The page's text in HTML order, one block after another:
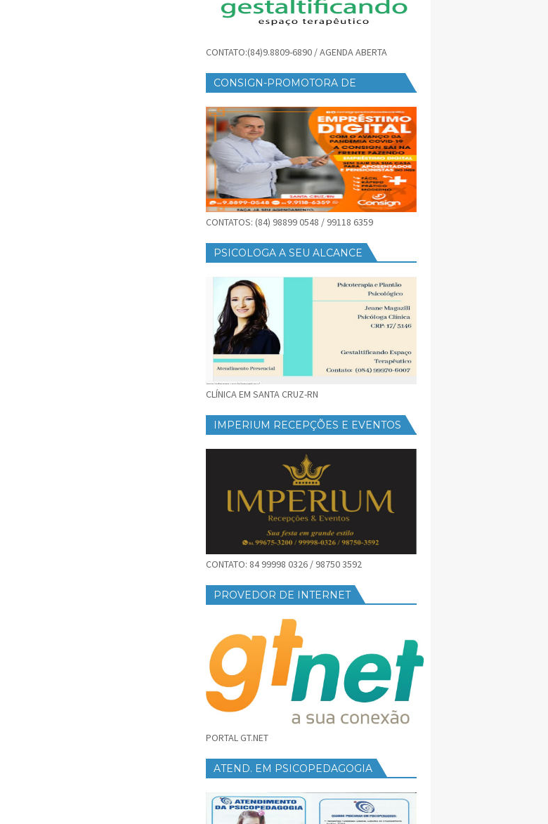
CONTATO:(84)9.8809-6890 / AGENDA ABERTA
CONSIGN-PROMOTORA DE
CONTATOS: (84) 98899 0548 / 99118 6359
PSICOLOGA A SEU ALCANCE
CLÍNICA EM SANTA CRUZ-RN
IMPERIUM RECEPÇÕES E EVENTOS
CONTATO: 84 99998 0326 / 98750 3592
PROVEDOR DE INTERNET
PORTAL GT.NET
ATEND. EM PSICOPEDAGOGIA